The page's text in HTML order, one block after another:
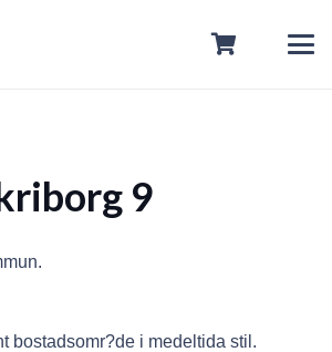
9
bostadsomr?de i medeltida stil.